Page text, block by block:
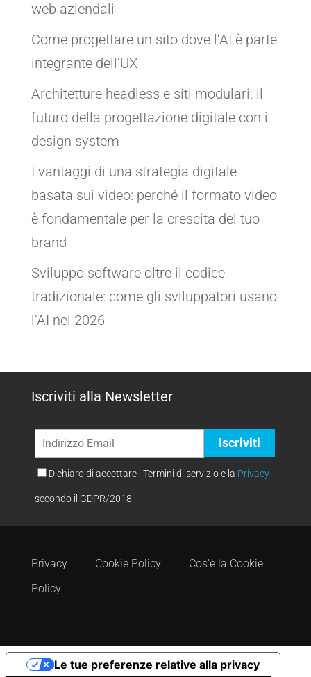
web aziendali
Come progettare un sito dove l’AI è parte
integrante dell’UX
Architetture headless e siti modulari: il
futuro della progettazione digitale con i
design system
I vantaggi di una strategia digitale
basata sui video: perché il formato video
è fondamentale per la crescita del tuo
brand
Sviluppo software oltre il codice
tradizionale: come gli sviluppatori usano
l’AI nel 2026
Iscriviti alla Newsletter
Dichiaro di accettare i Termini di servizio e la Privacy
secondo il GDPR/2018
Privacy Cookie Policy
Cos'è la Cookie
Policy
Le tue preferenze relative alla privacy